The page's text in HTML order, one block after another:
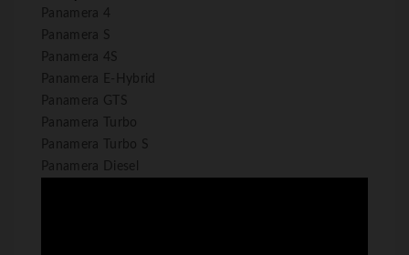
Panamera 4
Panamera S
Panamera 4S
Panamera E-Hybrid
Panamera GTS
Panamera Turbo
Panamera Turbo S
Panamera Diesel